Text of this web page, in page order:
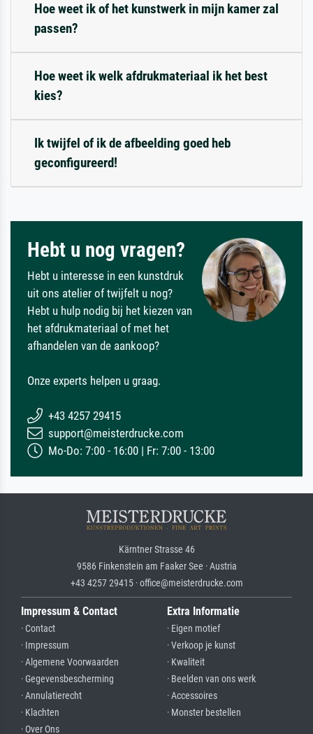
Hoe weet ik of het kunstwerk in mijn kamer zal
passen?
Hoe weet ik welk afdrukmateriaal ik het best
kies?
Ik twijfel of ik de afbeelding goed heb
geconfigureerd!
Hebt u nog vragen?
Hebt u interesse in een kunstdruk
uit ons atelier of twijfelt u nog?
Hebt u hulp nodig bij het kiezen van
het afdrukmateriaal of met het
afhandelen van de aankoop?
Onze experts helpen u graag.
+43 4257 29415
support@meisterdrucke.com
Mo-Do: 7:00 - 16:00 | Fr: 7:00 - 13:00
Kärntner Strasse 46
9586 Finkenstein am Faaker See · Austria
+43 4257 29415 · office@meisterdrucke.com
Impressum & Contact
· Contact
· Impressum
· Algemene Voorwaarden
· Gegevensbescherming
· Annulatierecht
· Klachten
· Over Ons
Extra Informatie
· Eigen motief
· Verkoop je kunst
· Kwaliteit
· Beelden van ons werk
· Accessoires
· Monster bestellen